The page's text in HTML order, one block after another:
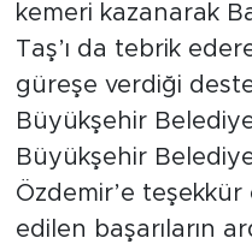
kemeri kazanarak
Taş’ı da tebrik
güreşe verdiği
Büyükşehir
Büyükşehir
Özdemir’e teşekkür
edilen başarıların